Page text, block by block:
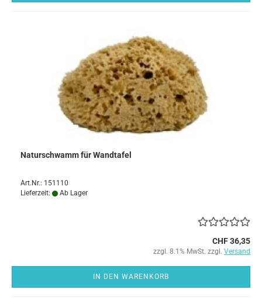
Naturschwamm für Wandtafel
Art.Nr.: 151110
Lieferzeit:
Ab Lager
CHF 36,35
zzgl. 8.1% MwSt. zzgl. Versand
IN DEN WARENKORB